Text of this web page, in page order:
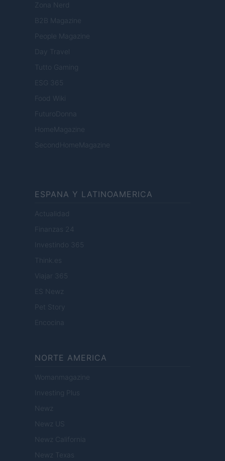
Zona Nerd
B2B Magazine
People Magazine
Day Travel
Tutto Gaming
ESG 365
Food Wiki
FuturoDonna
HomeMagazine
SecondHomeMagazine
ESPANA Y LATINOAMERICA
Actualidad
Finanzas 24
Investindo 365
Think.es
Viajar 365
ES Newz
Pet Story
Encocina
NORTE AMERICA
Womanmagazine
Investing Plus
Newz
Newz US
Newz California
Newz Texas